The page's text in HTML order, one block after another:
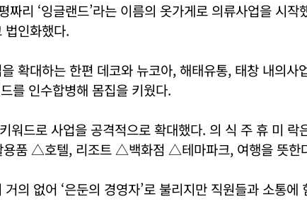
짜리 ‘잉글랜드’라는 이름의 옷가게로 의류사업을 시작
법인화했다.
확대하는 한편 데코와 뉴코아, 해태유통, 태창 내의사
를 인수합병해 몸집을 키웠다.
워드로 사업을 공격적으로 확대했다. 의 식 주 휴 미
품 △호텔, 리조트 △백화점 △테마파크, 여행을 뜻한
의 없어 ‘은둔의 경영자’로 불리지만 직원들과 소통에